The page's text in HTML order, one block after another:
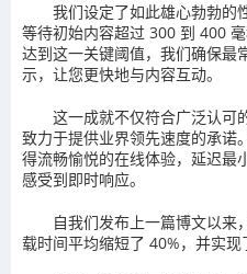
我们设定了如此雄心勃勃的
等待初始内容超过 300 到 400
达到这一关键阈值，我们确保最
示，让您更快地与内容互动。
这一成就不仅符合广泛认可
致力于提供业界领先速度的承
得流畅愉悦的在线体验，延迟最
感受到即时响应。
自我们发布上一篇博文以来
载时间平均缩短了 40%，并实现